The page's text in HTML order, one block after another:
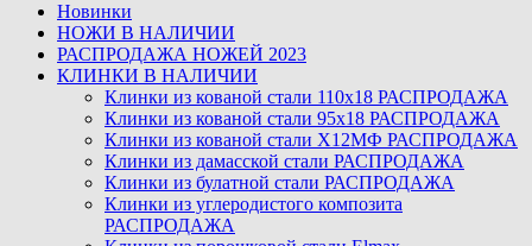
Новинки
НОЖИ В НАЛИЧИИ
РАСПРОДАЖА НОЖЕЙ 2023
КЛИНКИ В НАЛИЧИИ
Клинки из кованой стали 110х18 РАСПРОДАЖА
Клинки из кованой стали 95х18 РАСПРОДАЖА
Клинки из кованой стали Х12МФ РАСПРОДАЖА
Клинки из дамасской стали РАСПРОДАЖА
Клинки из булатной стали РАСПРОДАЖА
Клинки из углеродистого композита
РАСПРОДАЖА